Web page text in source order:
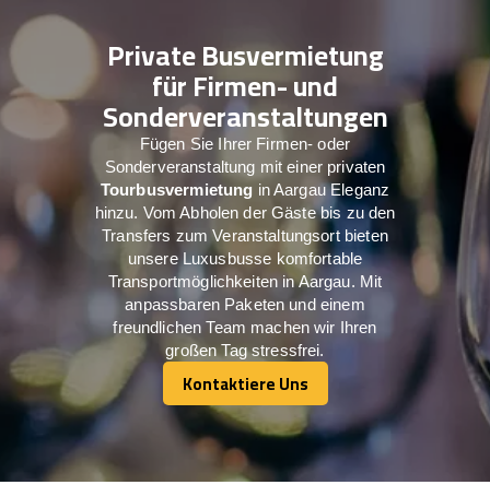
Private Busvermietung
für Firmen- und
Sonderveranstaltungen
Fügen Sie Ihrer Firmen- oder
Sonderveranstaltung mit einer privaten
Tourbusvermietung in Aargau Eleganz
hinzu. Vom Abholen der Gäste bis zu den
Transfers zum Veranstaltungsort bieten
unsere Luxusbusse komfortable
Transportmöglichkeiten in Aargau. Mit
anpassbaren Paketen und einem
freundlichen Team machen wir Ihren
großen Tag stressfrei.
Kontaktiere Uns
Kontaktiere Uns